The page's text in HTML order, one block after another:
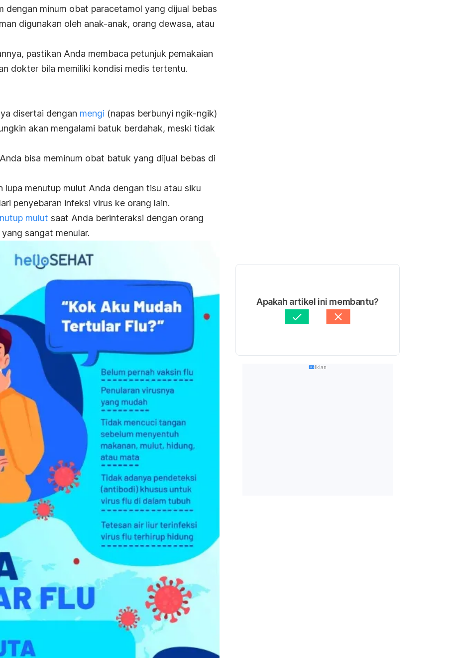
dengan minum obat paracetamol yang dijual bebas
digunakan oleh anak-anak, orang dewasa, atau
pastikan Anda membaca petunjuk pemakaian
dokter bila memiliki kondisi medis tertentu.
disertai dengan mengi (napas berbunyi ngik-ngik)
akan mengalami batuk berdahak, meski tidak
bisa meminum obat batuk yang dijual bebas di
lupa menutup mulut Anda dengan tisu atau siku
penyebaran infeksi virus ke orang lain.
mulut saat Anda berinteraksi dengan orang
sangat menular.
Apakah artikel ini membantu?
Iklan